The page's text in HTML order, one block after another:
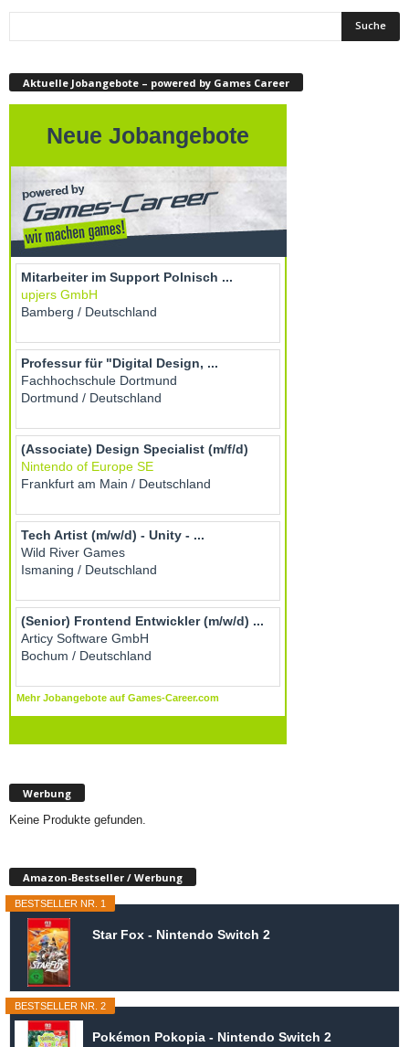
Aktuelle Jobangebote – powered by Games Career
Werbung
Keine Produkte gefunden.
Amazon-Bestseller / Werbung
BESTSELLER NR. 1
Star Fox - Nintendo Switch 2
BESTSELLER NR. 2
Pokémon Pokopia - Nintendo Switch 2